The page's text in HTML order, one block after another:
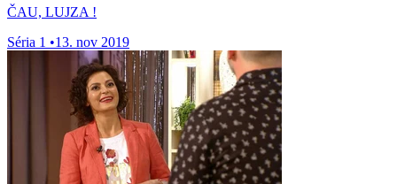
ČAU, LUJZA !
Séria 1 •13. nov 2019